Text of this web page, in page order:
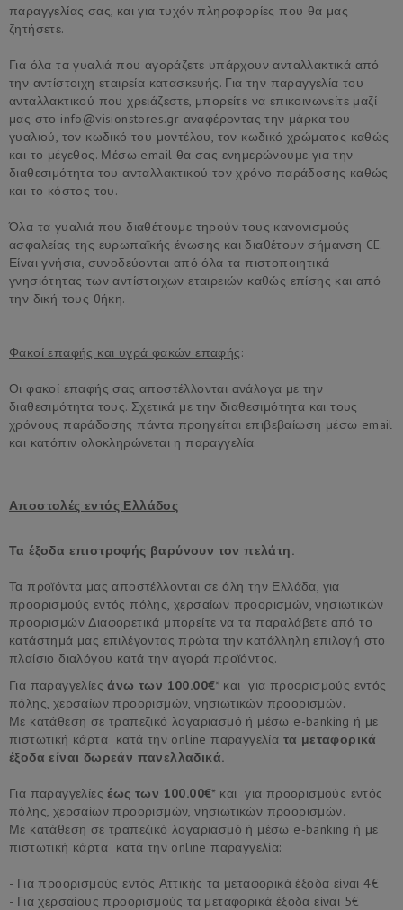
παραγγελίας σας, και για τυχόν πληροφορίες που θα μας
ζητήσετε.
Για όλα τα γυαλιά που αγοράζετε υπάρχουν ανταλλακτικά από
την αντίστοιχη εταιρεία κατασκευής. Για την παραγγελία του
ανταλλακτικού που χρειάζεστε, μπορείτε να επικοινωνείτε μαζί
μας στο info@visionstores.gr αναφέροντας την μάρκα του
γυαλιού, τον κωδικό του μοντέλου, τον κωδικό χρώματος καθώς
και το μέγεθος. Μέσω email θα σας ενημερώνουμε για την
διαθεσιμότητα του ανταλλακτικού τον χρόνο παράδοσης καθώς
και το κόστος του.
Όλα τα γυαλιά που διαθέτουμε τηρούν τους κανονισμούς
ασφαλείας της ευρωπαϊκής ένωσης και διαθέτουν σήμανση CE.
Είναι γνήσια, συνοδεύονται από όλα τα πιστοποιητικά
γνησιότητας των αντίστοιχων εταιρειών καθώς επίσης και από
την δική τους θήκη.
Φακοί επαφής και υγρά φακών επαφής:
Οι φακοί επαφής σας αποστέλλονται ανάλογα με την
διαθεσιμότητα τους. Σχετικά με την διαθεσιμότητα και τους
χρόνους παράδοσης πάντα προηγείται επιβεβαίωση μέσω email
και κατόπιν ολοκληρώνεται η παραγγελία.
Αποστολές εντός Ελλάδος
Τα έξοδα επιστροφής βαρύνουν τον πελάτη.
Τα προϊόντα μας αποστέλλονται σε όλη την Ελλάδα, για
προορισμούς εντός πόλης, χερσαίων προορισμών, νησιωτικών
προορισμών Διαφορετικά μπορείτε να τα παραλάβετε από το
κατάστημά μας επιλέγοντας πρώτα την κατάλληλη επιλογή στο
πλαίσιο διαλόγου κατά την αγορά προϊόντος.
Για παραγγελίεςάνω των 100.00€* και για προορισμούς εντός
πόλης, χερσαίων προορισμών, νησιωτικών προορισμών.
Με κατάθεση σε τραπεζικό λογαριασμό ή μέσω e-banking ή με
πιστωτική κάρτα κατά την online παραγγελία τα μεταφορικά
έξοδα είναι δωρεάν πανελλαδικά.
Για παραγγελίεςέως των 100.00€* και για προορισμούς εντός
πόλης, χερσαίων προορισμών, νησιωτικών προορισμών.
Με κατάθεση σε τραπεζικό λογαριασμό ή μέσω e-banking ή με
πιστωτική κάρτα κατά την online παραγγελία:
- Για προορισμούς εντός Αττικής τα μεταφορικά έξοδα είναι 4€
- Για χερσαίους προορισμούς τα μεταφορικά έξοδα είναι 5€